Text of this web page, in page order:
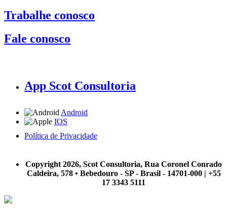
Trabalhe conosco
Fale conosco
App Scot Consultoria
Android
IOS
Política de Privacidade
Copyright 2026, Scot Consultoria, Rua Coronel Conrado
Caldeira, 578 • Bebedouro - SP - Brasil - 14701-000 | +55
17 3343 5111